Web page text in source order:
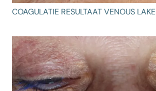
COAGULATIE RESULTAAT VENOUS LAKE